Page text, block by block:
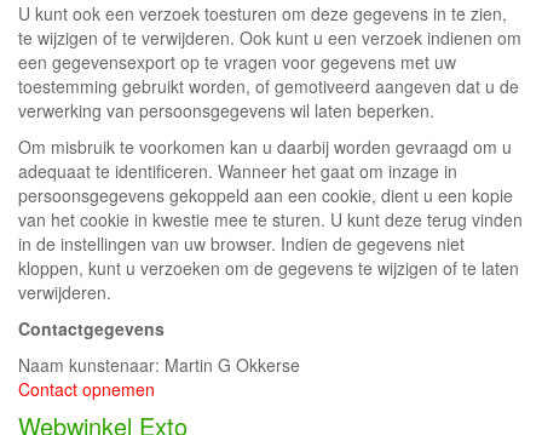
U kunt ook een verzoek toesturen om deze gegevens in te zien,
te wijzigen of te verwijderen. Ook kunt u een verzoek indienen om
een gegevensexport op te vragen voor gegevens met uw
toestemming gebruikt worden, of gemotiveerd aangeven dat u de
verwerking van persoonsgegevens wil laten beperken.
Om misbruik te voorkomen kan u daarbij worden gevraagd om u
adequaat te identificeren. Wanneer het gaat om inzage in
persoonsgegevens gekoppeld aan een cookie, dient u een kopie
van het cookie in kwestie mee te sturen. U kunt deze terug vinden
in de instellingen van uw browser. Indien de gegevens niet
kloppen, kunt u verzoeken om de gegevens te wijzigen of te laten
verwijderen.
Contactgegevens
Naam kunstenaar: Martin G Okkerse
Contact opnemen
Webwinkel Exto